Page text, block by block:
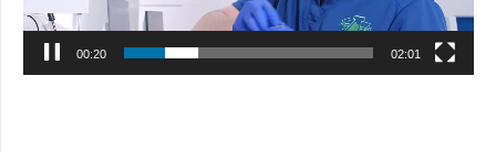
00:21 02:01